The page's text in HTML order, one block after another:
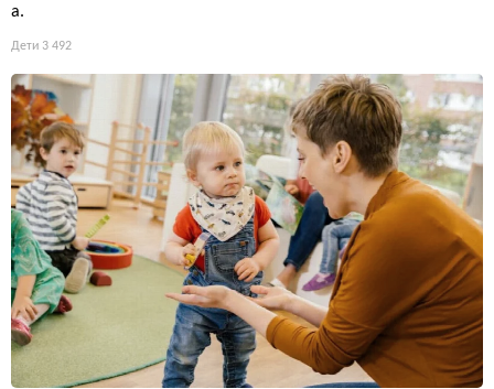
а.
Дети 3 492